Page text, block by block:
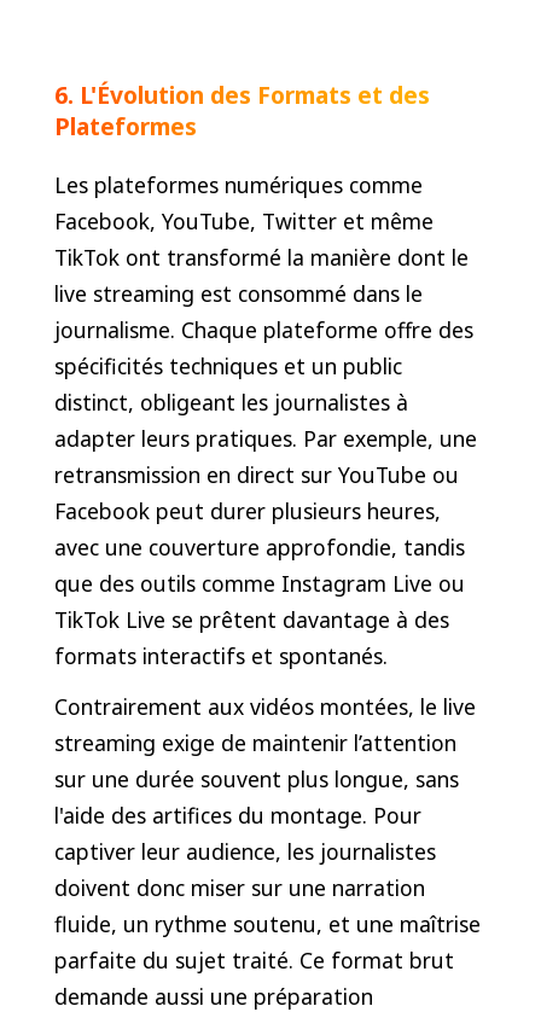
6. L'Évolution des Formats et des
Plateformes
Les plateformes numériques comme
Facebook, YouTube, Twitter et même
TikTok ont transformé la manière dont le
live streaming est consommé dans le
journalisme. Chaque plateforme offre des
spécificités techniques et un public
distinct, obligeant les journalistes à
adapter leurs pratiques. Par exemple, une
retransmission en direct sur YouTube ou
Facebook peut durer plusieurs heures,
avec une couverture approfondie, tandis
que des outils comme Instagram Live ou
TikTok Live se prêtent davantage à des
formats interactifs et spontanés.
Contrairement aux vidéos montées, le live
streaming exige de maintenir l’attention
sur une durée souvent plus longue, sans
l'aide des artifices du montage. Pour
captiver leur audience, les journalistes
doivent donc miser sur une narration
fluide, un rythme soutenu, et une maîtrise
parfaite du sujet traité. Ce format brut
demande aussi une préparation